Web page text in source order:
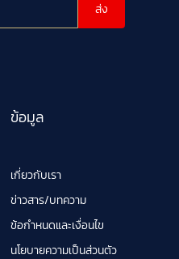
ส่ง
ข้อมูล
เกี่ยวกับเรา
ข่าวสาร/บทความ
ข้อกำหนดและเงื่อนไข
นโยบายความเป็นส่วนตัว